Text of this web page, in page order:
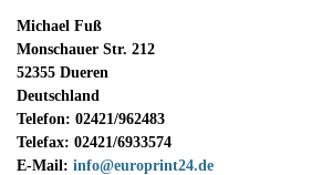
Michael Fuß
Monschauer Str. 212
52355 Dueren
Deutschland
Telefon: 02421/962483
Telefax: 02421/6933574
E-Mail: info@europrint24.de